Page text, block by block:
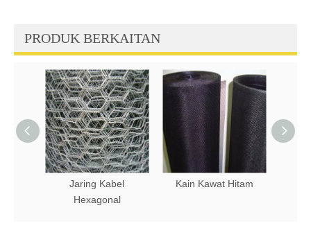
PRODUK BERKAITAN
Jaring Kabel
Hexagonal
Kain Kawat Hitam